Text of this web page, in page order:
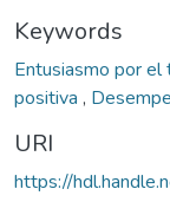
Keywords
Entusiasmo por el
positiva ,
URI
https://